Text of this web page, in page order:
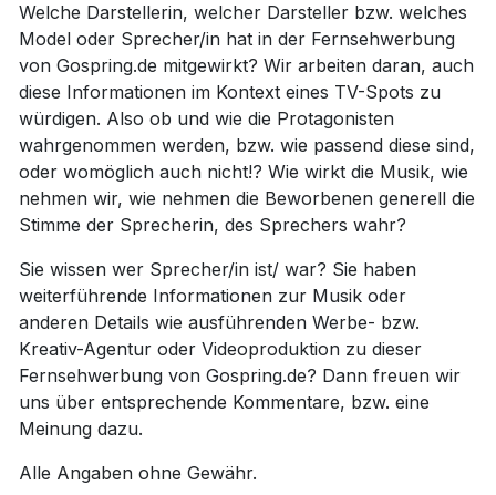
Welche Darstellerin, welcher Darsteller bzw. welches
Model oder Sprecher/in hat in der Fernsehwerbung
von Gospring.de mitgewirkt? Wir arbeiten daran, auch
diese Informationen im Kontext eines TV-Spots zu
würdigen. Also ob und wie die Protagonisten
wahrgenommen werden, bzw. wie passend diese sind,
oder womöglich auch nicht!? Wie wirkt die Musik, wie
nehmen wir, wie nehmen die Beworbenen generell die
Stimme der Sprecherin, des Sprechers wahr?
Sie wissen wer Sprecher/in ist/ war? Sie haben
weiterführende Informationen zur Musik oder
anderen Details wie ausführenden Werbe- bzw.
Kreativ-Agentur oder Videoproduktion zu dieser
Fernsehwerbung von Gospring.de? Dann freuen wir
uns über entsprechende Kommentare, bzw. eine
Meinung dazu.
Alle Angaben ohne Gewähr.